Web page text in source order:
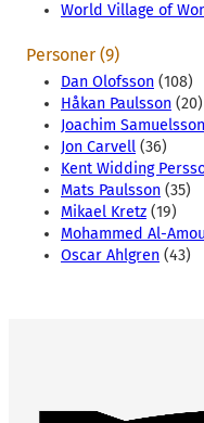
World Village of
Personer (9)
Dan Olofsson (108)
Håkan Paulsson (20)
Joachim Samuelsson
Jon Carvell (36)
Kent Widding
Mats Paulsson (35)
Mikael Kretz (19)
Mohammed Al-
Oscar Ahlgren (43)